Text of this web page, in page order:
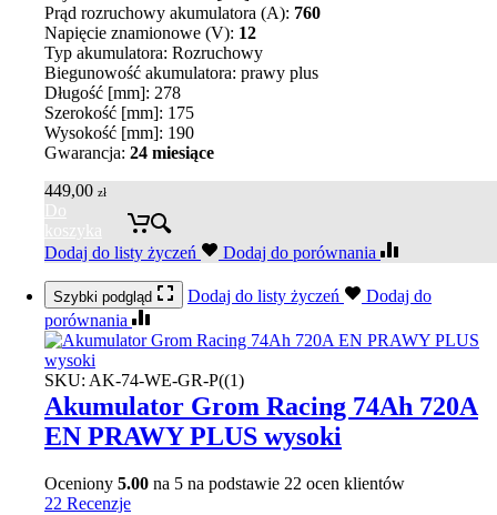
Prąd rozruchowy akumulatora (A): 760
Napięcie znamionowe (V): 12
Typ akumulatora: Rozruchowy
Biegunowość akumulatora: prawy plus
Długość [mm]: 278
Szerokość [mm]: 175
Wysokość [mm]: 190
Gwarancja: 24 miesiące
449,00 zł
Do
koszyka
Dodaj do listy życzeń
Dodaj do porównania
Szybki podgląd Dodaj do listy życzeń
Dodaj do
porównania
SKU: AK-74-WE-GR-P((1)
Akumulator Grom Racing 74Ah 720A
EN PRAWY PLUS wysoki
Oceniony 5.00 na 5 na podstawie 22 ocen klientów
22 Recenzje